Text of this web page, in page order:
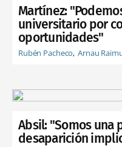
Martínez:
universitario por
oportunidades"
Rubén Pacheco Arnau
Absil: "Somos una
desaparición